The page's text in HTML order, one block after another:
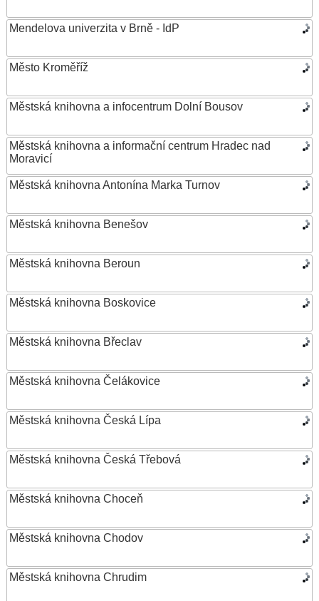
Mendelova univerzita v Brně - IdP
Město Kroměříž
Městská knihovna a infocentrum Dolní Bousov
Městská knihovna a informační centrum Hradec nad
Moravicí
Městská knihovna Antonína Marka Turnov
Městská knihovna Benešov
Městská knihovna Beroun
Městská knihovna Boskovice
Městská knihovna Břeclav
Městská knihovna Čelákovice
Městská knihovna Česká Lípa
Městská knihovna Česká Třebová
Městská knihovna Choceň
Městská knihovna Chodov
Městská knihovna Chrudim